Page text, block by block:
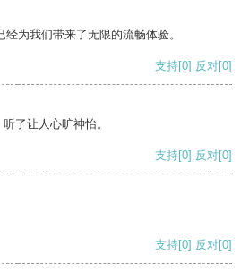
为我们带来了无限的流畅体验。
支持[0] 反对[0]
了让人心旷神怡。
支持[0] 反对[0]
支持[0] 反对[0]